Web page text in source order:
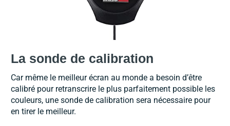
La sonde de calibration
Car même le meilleur écran au monde a besoin d’être
calibré pour retranscrire le plus parfaitement possible les
couleurs, une sonde de calibration sera nécessaire pour
en tirer le meilleur.